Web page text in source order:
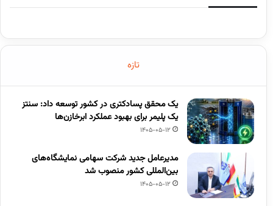
تازه
یک محقق پسادکتری در کشور توسعه داد: سنتز
یک پلیمر برای بهبود عملکرد ابرخازن‌ها
1405-05-12
مدیرعامل جدید شرکت سهامی نمایشگاه‌های
بین‌المللی کشور منصوب شد
1405-05-12